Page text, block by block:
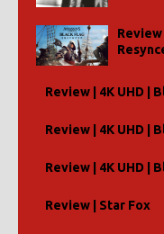
Review
Review | 4K UHD |
Review | 4K UHD |
Review | 4K UHD |
Review | Star Fox